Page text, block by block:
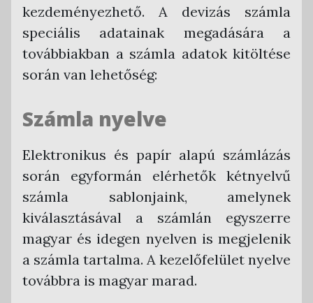
Új piszkozat létrehozása
Számla kiállítása piszkozatból
Piszkozat módosítása, törlése
Fizetési információk rögzítése
Számlák kifizetése
Kiegyenlítések kezelése
Bejövő számlák
Bejövő számla feltöltése
Bejövő számlák listája
Pénztárbizonylatok
Bevételi pénztárbizonylat funkció
Elektronikus pénztárbizonylat aláírása
Ügyletek
Statisztikák
NAV Online Számla funkció
NAV adóhatósági adatexport funkció
Számla szerinti szűrés
Tétel szerinti szűrés
API hívások listája
PTGSZLAH nyomtatvány
Egyenleg statisztikák
Országonkénti szabálykövetés
Ország-felület nyelv választó
ÁFA kulcsok a rendszerben
Távértékesítés ÁFA kulcsok
Kerekítési szabályok
Interfészen keresztül történő automatizált
számlázás funkció
Számlák tárolása
kezdeményezhető. A devizás számla
speciális adatainak megadására a
továbbiakban a számla adatok kitöltése
során van lehetőség:
Számla nyelve
Elektronikus és papír alapú számlázás
során egyformán elérhetők kétnyelvű
számla sablonjaink, amelynek
kiválasztásával a számlán egyszerre
magyar és idegen nyelven is megjelenik
a számla tartalma. A kezelőfelület nyelve
továbbra is magyar marad.